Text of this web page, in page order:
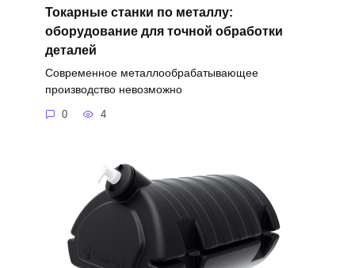
Токарные станки по металлу:
оборудование для точной обработки
деталей
Современное металлообрабатывающее
производство невозможно
0 4